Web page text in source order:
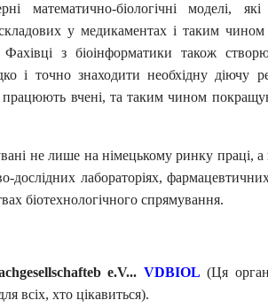
математично-біологічні моделі, які
у медикаментах і таким чином
Фахівці з біоінформатики також
і точно знаходити необхідну діючу
вчені, та таким чином
не лише на німецькому ринку праці,
дослідних лабораторіях,
біотехнологічного спрямування.
e.V... VDBIOL (Ця
всіх, хто цікавиться).